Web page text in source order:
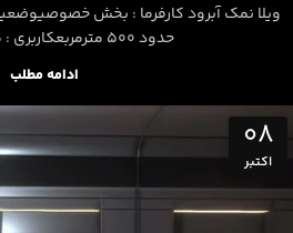
ویلا نمک آبرود کارفرما : بخش
حدود 500 مترمربعکاربری : مسکونی م...
ادامه مطلب
08
اکتبر